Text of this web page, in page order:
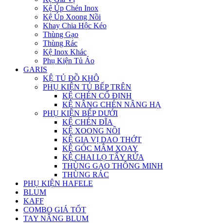
Kệ Úp Chén Inox
Kệ Úp Xoong Nồi
Khay Chia Hộc Kéo
Thùng Gạo
Thùng Rác
Kệ Inox Khác
Phụ Kiện Tủ Áo
GARIS
KỆ TỦ ĐỒ KHÔ
PHỤ KIỆN TỦ BẾP TRÊN
KỆ CHÉN CỐ ĐỊNH
KỆ NÂNG CHÉN NÂNG HẠ
PHỤ KIỆN BẾP DƯỚI
KỆ CHÉN ĐĨA
KỆ XOONG NỒI
KỆ GIA VỊ DAO THỚT
KỆ GÓC MÂM XOAY
KỆ CHAI LỌ TẨY RỬA
THÙNG GẠO THÔNG MINH
THÙNG RÁC
PHỤ KIỆN HAFELE
BLUM
KAFF
COMBO GIÁ TỐT
TAY NÂNG BLUM